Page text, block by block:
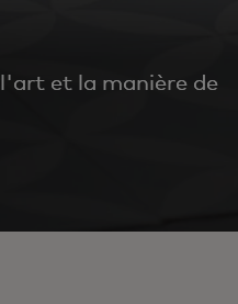
et la manière de